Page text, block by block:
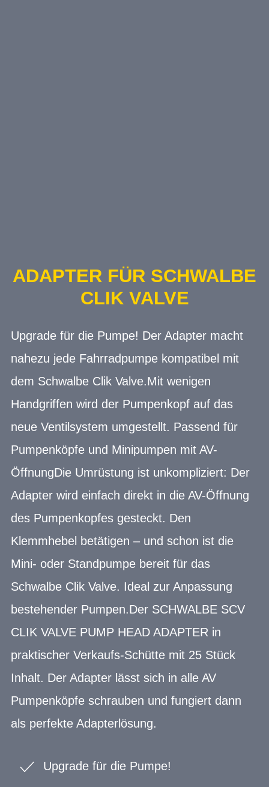
ADAPTER FÜR SCHWALBE
CLIK VALVE
Upgrade für die Pumpe! Der Adapter macht
nahezu jede Fahrradpumpe kompatibel mit
dem Schwalbe Clik Valve.Mit wenigen
Handgriffen wird der Pumpenkopf auf das
neue Ventilsystem umgestellt. Passend für
Pumpenköpfe und Minipumpen mit AV-
ÖffnungDie Umrüstung ist unkompliziert: Der
Adapter wird einfach direkt in die AV-Öffnung
des Pumpenkopfes gesteckt. Den
Klemmhebel betätigen – und schon ist die
Mini- oder Standpumpe bereit für das
Schwalbe Clik Valve. Ideal zur Anpassung
bestehender Pumpen.Der SCHWALBE SCV
CLIK VALVE PUMP HEAD ADAPTER in
praktischer Verkaufs-Schütte mit 25 Stück
Inhalt. Der Adapter lässt sich in alle AV
Pumpenköpfe schrauben und fungiert dann
als perfekte Adapterlösung.
Upgrade für die Pumpe!